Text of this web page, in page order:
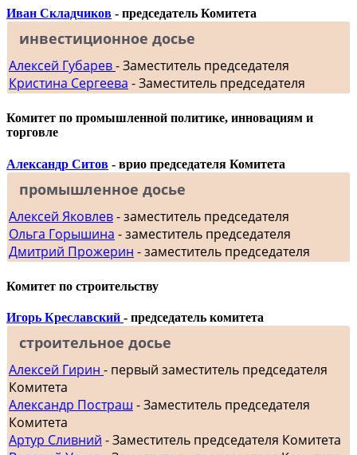
Иван Складчиков - председатель Комитета
инвестиционное досье
Алексей Губарев- Заместитель председателя
Кристина Сергеева - Заместитель председателя
Комитет по промышленной политике, инновациям и
торговле
Александр Ситов - врио председателя Комитета
промышленное досье
Алексей Яковлев- заместитель председателя
Ольга Горышина - заместитель председателя
Дмитрий Прожерин - заместитель председателя
Комитет по строительству
Игорь Креславский - председатель комитета
строительное досье
Алексей Гирин - первый заместитель председателя
Комитета
Александр Постраш - Заместитель председателя
Комитета
Артур Сливний - Заместитель председателя Комитета